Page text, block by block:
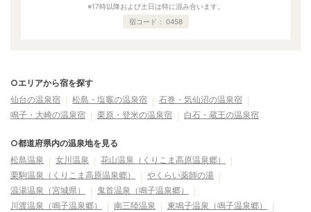
※17時以降および土日は特に混み合います。
宿コード： 0458
○エリアから宿を探す
仙台の温泉宿
松島・塩竈の温泉宿
石巻・気仙沼の温泉宿
鳴子・大崎の温泉宿
栗原・登米の温泉宿 白石・蔵王の温泉宿
○都道府県内の温泉地を見る
松島温泉
女川温泉
花山温泉（くりこま高原温泉郷）
栗駒温泉（くりこま高原温泉郷）
やくらい薬師の湯
温湯温泉（宮城県）
鬼首温泉（鳴子温泉郷）
川渡温泉（鳴子温泉郷）
南三陸温泉
東鳴子温泉（鳴子温泉郷）